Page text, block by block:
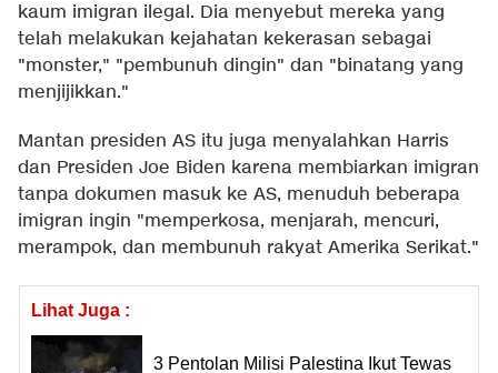
kaum imigran ilegal. Dia menyebut mereka yang
telah melakukan kejahatan kekerasan sebagai
"monster," "pembunuh dingin" dan "binatang yang
menjijikkan."
Mantan presiden AS itu juga menyalahkan Harris
dan Presiden Joe Biden karena membiarkan imigran
tanpa dokumen masuk ke AS, menuduh beberapa
imigran ingin "memperkosa, menjarah, mencuri,
merampok, dan membunuh rakyat Amerika Serikat."
Lihat Juga :
3 Pentolan Milisi Palestina Ikut Tewas